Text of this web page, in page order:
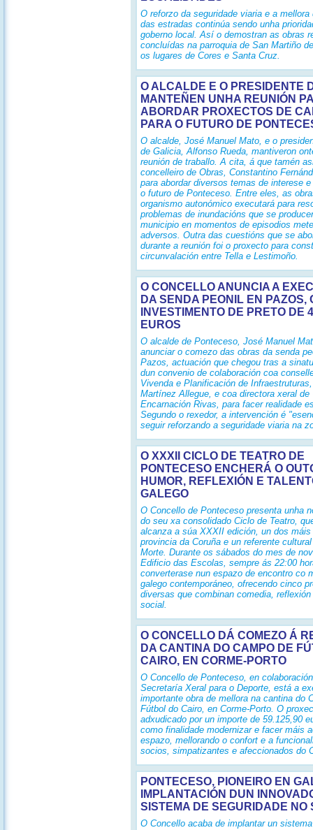
O reforzo da seguridade viaria e a mellora
das estradas continúa sendo unha
goberno local. Así o demostran as obras
concluídas na parroquia de San Martiño
os lugares de Cores e Santa Cruz.
O ALCALDE E O PRESIDENTE
MANTEÑEN UNHA REUNIÓN
ABORDAR PROXECTOS DE
PARA O FUTURO DE
O alcalde, José Manuel Mato, e o
de Galicia, Alfonso Rueda, mantiveron
reunión de traballo. A cita, á que tamén
concelleiro de Obras, Constantino
para abordar diversos temas de interese
o futuro de Ponteceso. Entre eles, as
organismo autonómico executará para
problemas de inundacións que se
municipio en momentos de episodios
adversos. Outra das cuestións que se
durante a reunión foi o proxecto para
circunvalación entre Tella e Lestimoño.
O CONCELLO ANUNCIA A
DA SENDA PEONIL EN PAZOS,
INVESTIMENTO DE PRETO DE
EUROS
O alcalde de Ponteceso, José Manuel
anunciar o comezo das obras da senda
Pazos, actuación que chegou tras a
dun convenio de colaboración coa
Vivenda e Planificación de
Martínez Allegue, e coa directora xeral de
Encarnación Rivas, para facer realidade
Segundo o rexedor, a intervención é
seguir reforzando a seguridade viaria na
O XXXII CICLO DE TEATRO DE
PONTECESO ENCHERÁ O
HUMOR, REFLEXIÓN E
GALEGO
O Concello de Ponteceso presenta unha
do seu xa consolidado Ciclo de Teatro,
alcanza a súa XXXII edición, un dos
provincia da Coruña e un referente
Morte. Durante os sábados do mes de
Edificio das Escolas, sempre ás 22:00
converterase nun espazo de encontro co
galego contemporáneo, ofrecendo cinco
diversas que combinan comedia,
social.
O CONCELLO DÁ COMEZO Á
DA CANTINA DO CAMPO DE
CAIRO, EN CORME-PORTO
O Concello de Ponteceso, en
Secretaría Xeral para o Deporte, está a
importante obra de mellora na cantina do
Fútbol do Cairo, en Corme-Porto. O
adxudicado por un importe de 59.125,90
como finalidade modernizar e facer máis
espazo, mellorando o confort e a
socios, simpatizantes e afeccionados do
PONTECESO, PIONEIRO EN
IMPLANTACIÓN DUN
SISTEMA DE SEGURIDADE NO
O Concello acaba de implantar un